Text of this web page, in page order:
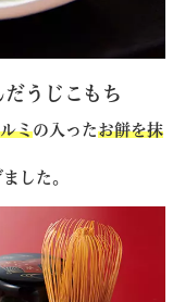
うじこもち
ミの入ったお餅を抹
した。